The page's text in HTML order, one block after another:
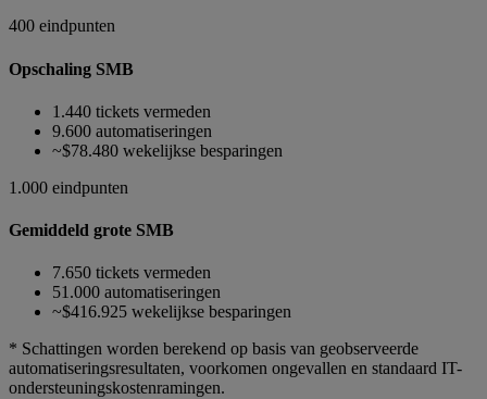
400 eindpunten
Opschaling SMB
1.440 tickets vermeden
9.600 automatiseringen
~$78.480 wekelijkse besparingen
1.000 eindpunten
Gemiddeld grote SMB
7.650 tickets vermeden
51.000 automatiseringen
~$416.925 wekelijkse besparingen
* Schattingen worden berekend op basis van geobserveerde
automatiseringsresultaten, voorkomen ongevallen en standaard IT-
ondersteuningskostenramingen.